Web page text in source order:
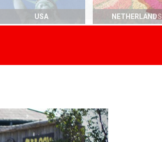
USA NETHERLANDS